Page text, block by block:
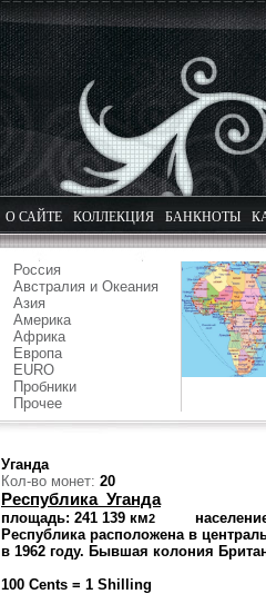
О САЙТЕ КОЛЛЕКЦИЯ БАНКНОТЫ
Россия
Австралия и Океания
Азия
Америка
Африка
Европа
EURO
Пробники
Прочее
Уганда
Кол-во монет: 20
Республика Уганда
площадь: 241 139 км2
население:
Республика расположена в
в 1962 году. Бывшая колония
100 Cents = 1 Shilling